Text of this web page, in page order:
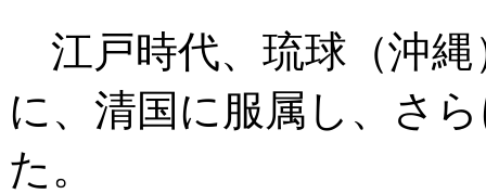
江戸時代、琉球（沖縄
に、清国に服属し、さ
た。